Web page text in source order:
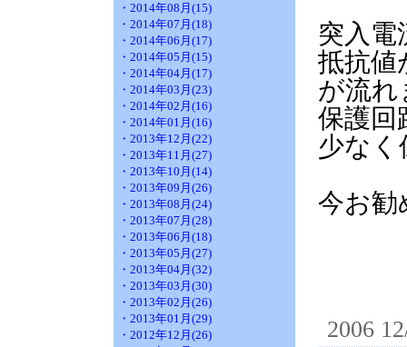
・2014年08月(15)
・2014年07月(18)
・2014年06月(17)
・2014年05月(15)
・2014年04月(17)
・2014年03月(23)
・2014年02月(16)
・2014年01月(16)
・2013年12月(22)
・2013年11月(27)
・2013年10月(14)
・2013年09月(26)
・2013年08月(24)
・2013年07月(28)
・2013年06月(18)
・2013年05月(27)
・2013年04月(32)
・2013年03月(30)
・2013年02月(26)
・2013年01月(29)
・2012年12月(26)
突入電
抵抗値
が流れ
保護回
少なく
今お勧
2006